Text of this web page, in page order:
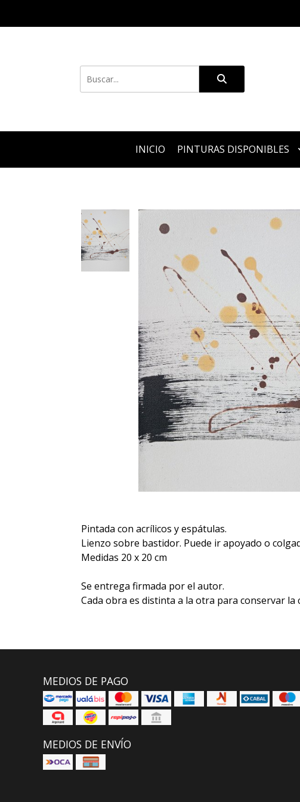
INICIO PINTURAS DISPONIBLES
Pintada con acrílicos y espátulas.
Lienzo sobre bastidor. Puede ir apoyado o
Medidas 20 x 20 cm
Se entrega firmada por el autor.
Cada obra es distinta a la otra para conservar la
MEDIOS DE PAGO
MEDIOS DE ENVÍO